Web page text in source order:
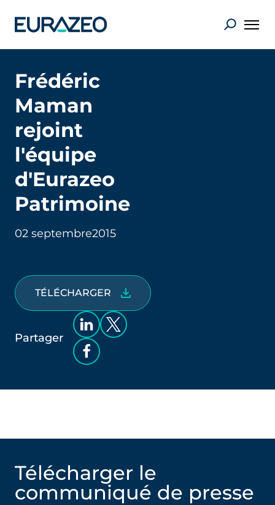
Frédéric
Maman
rejoint
l'équipe
d'Eurazeo
Patrimoine
02 septembre2015
TÉLÉCHARGER
Partager
Télécharger le
communiqué de presse